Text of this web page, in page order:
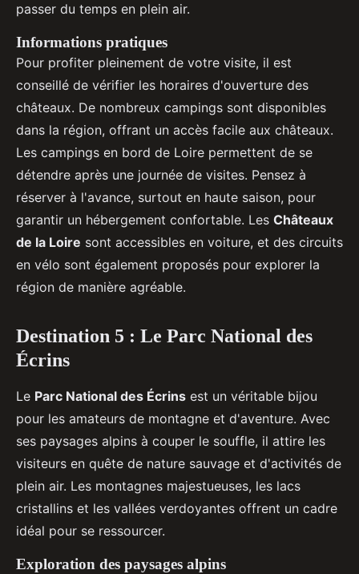
passer du temps en plein air.
Informations pratiques
Pour profiter pleinement de votre visite, il est
conseillé de vérifier les horaires d'ouverture des
châteaux. De nombreux campings sont disponibles
dans la région, offrant un accès facile aux châteaux.
Les campings en bord de Loire permettent de se
détendre après une journée de visites. Pensez à
réserver à l'avance, surtout en haute saison, pour
garantir un hébergement confortable. Les Châteaux
de la Loire sont accessibles en voiture, et des circuits
en vélo sont également proposés pour explorer la
région de manière agréable.
Destination 5 : Le Parc National des
Écrins
Le Parc National des Écrins est un véritable bijou
pour les amateurs de montagne et d'aventure. Avec
ses paysages alpins à couper le souffle, il attire les
visiteurs en quête de nature sauvage et d'activités de
plein air. Les montagnes majestueuses, les lacs
cristallins et les vallées verdoyantes offrent un cadre
idéal pour se ressourcer.
Exploration des paysages alpins